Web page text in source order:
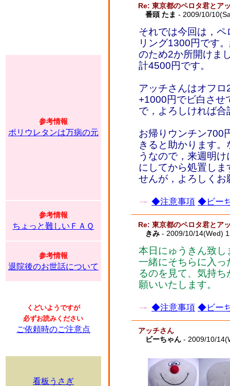
参考情報
ポリウレタンは万病の元
参考情報
ちょっと難しいＦＡＱ
参考情報
退院後のお世話について
くどいようですが
必ずお読みください
ご依頼時のご注意点
看板うさぎ
Re: 東京都のペロタ君とア
番頭 たま - 2009/10/
それでは今回は，
リング1300円です
のため2か所開けま
計4500円です。
アッチさんはオフ
+1000円でビ白させ
で，よろしければ
お帰りウンチン700
きると助かります
うなので，来週明
にしてから処置し
せんが，よろしくお
◆注意事項 ◆ビー
Re: 東京都のペロタ君とア
きみ - 2009/10/14(Wed)
本日にゅうきん致し
一緒にそちらに入
るのを見て、気持
願いいたします。
◆注意事項 ◆ビー
アッチさん
ビーちゃん - 2009/10/